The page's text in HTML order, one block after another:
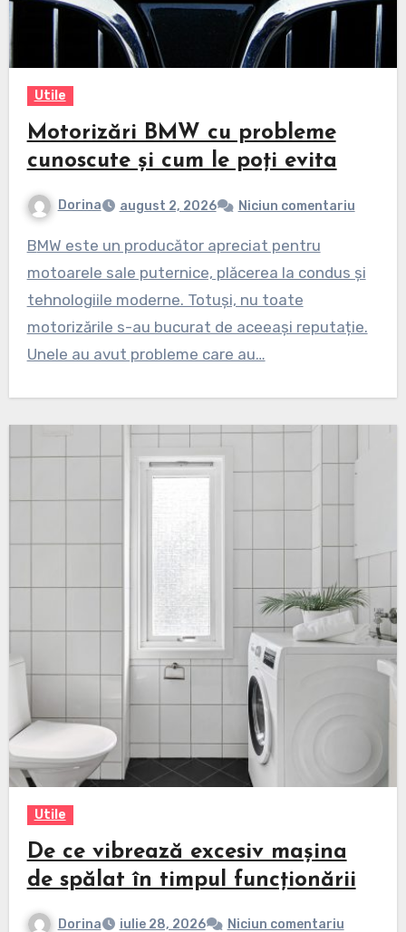
Utile
Motorizări BMW cu probleme
cunoscute și cum le poți evita
Dorina august 2, 2026 Niciun comentariu
BMW este un producător apreciat pentru
motoarele sale puternice, plăcerea la condus și
tehnologiile moderne. Totuși, nu toate
motorizările s-au bucurat de aceeași reputație.
Unele au avut probleme care au…
Utile
De ce vibrează excesiv mașina
de spălat în timpul funcționării
Dorina iulie 28, 2026 Niciun comentariu